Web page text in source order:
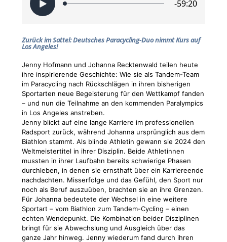
Zurück im Sattel: Deutsches Paracycling-Duo nimmt Kurs auf
Los Angeles!
Jenny Hofmann und Johanna Recktenwald teilen heute
ihre inspirierende Geschichte: Wie sie als Tandem-Team
im Paracycling nach Rückschlägen in ihren bisherigen
Sportarten neue Begeisterung für den Wettkampf fanden
– und nun die Teilnahme an den kommenden Paralympics
in Los Angeles anstreben.
Jenny blickt auf eine lange Karriere im professionellen
Radsport zurück, während Johanna ursprünglich aus dem
Biathlon stammt. Als blinde Athletin gewann sie 2024 den
Weltmeistertitel in ihrer Disziplin. Beide Athletinnen
mussten in ihrer Laufbahn bereits schwierige Phasen
durchleben, in denen sie ernsthaft über ein Karriereende
nachdachten. Misserfolge und das Gefühl, den Sport nur
noch als Beruf auszuüben, brachten sie an ihre Grenzen.
Für Johanna bedeutete der Wechsel in eine weitere
Sportart – vom Biathlon zum Tandem-Cycling – einen
echten Wendepunkt. Die Kombination beider Disziplinen
bringt für sie Abwechslung und Ausgleich über das
ganze Jahr hinweg. Jenny wiederum fand durch ihren